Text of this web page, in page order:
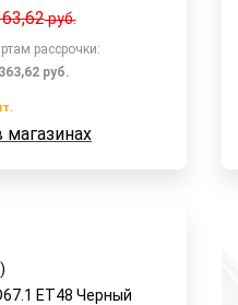
руб.
рассрочки:
363,62 руб.
В корзину
магазинах
ET48 Черный